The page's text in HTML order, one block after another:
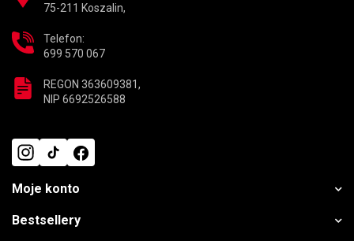
75-211 Koszalin,
Telefon:
699 570 067
REGON 363609381,
NIP 6692526588
Moje konto
Bestsellery